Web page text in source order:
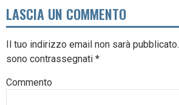
LASCIA UN COMMENTO
Il tuo indirizzo email non sarà pubblicato.
sono contrassegnati *
Commento